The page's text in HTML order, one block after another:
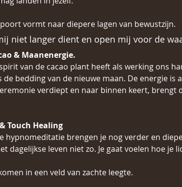
vormt naar diepere lagen van bewustzijn.
niet langer dient en open mij voor de
& Maanenergie.
van de cacao plant heeft als werking ons
bedding van de nieuwe maan. De energie is
verdiept en naar binnen keert, brengt
Touch Healing
hypnomeditatie brengen je nog verder en
dagelijkse leven niet zo. Je gaat voelen hoe je
in een veld van zachte leegte.